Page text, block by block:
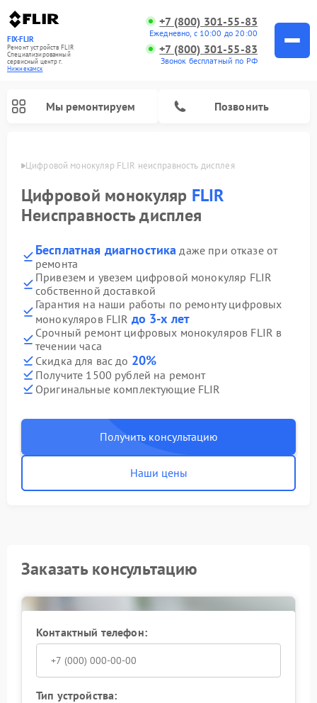
FIX-FLIR
Ремонт устройств FLIR
Специализированный
cервисный центр г.
Нижнекамск
+7 (800) 301-55-83
Ежедневно, с 10:00 до 20:00
+7 (800) 301-55-83
Звонок бесплатный по РФ
Мы ремонтируем Позвонить
Цифровой монокуляр FLIR неисправность дисплея
Цифровой монокуляр FLIR
Неисправность дисплея
Бесплатная диагностика даже при отказе от
ремонта
Привезем и увезем цифровой монокуляр FLIR
собственной доставкой
Гарантия на наши работы по ремонту цифровых
монокуляров FLIR до 3-х лет
Срочный ремонт цифровых монокуляров FLIR в
течении часа
Скидка для вас до 20%
Получите 1500 рублей на ремонт
Оригинальные комплектующие FLIR
Получить консультацию
Наши цены
Заказать консультацию
Контактный телефон:
Тип устройства: